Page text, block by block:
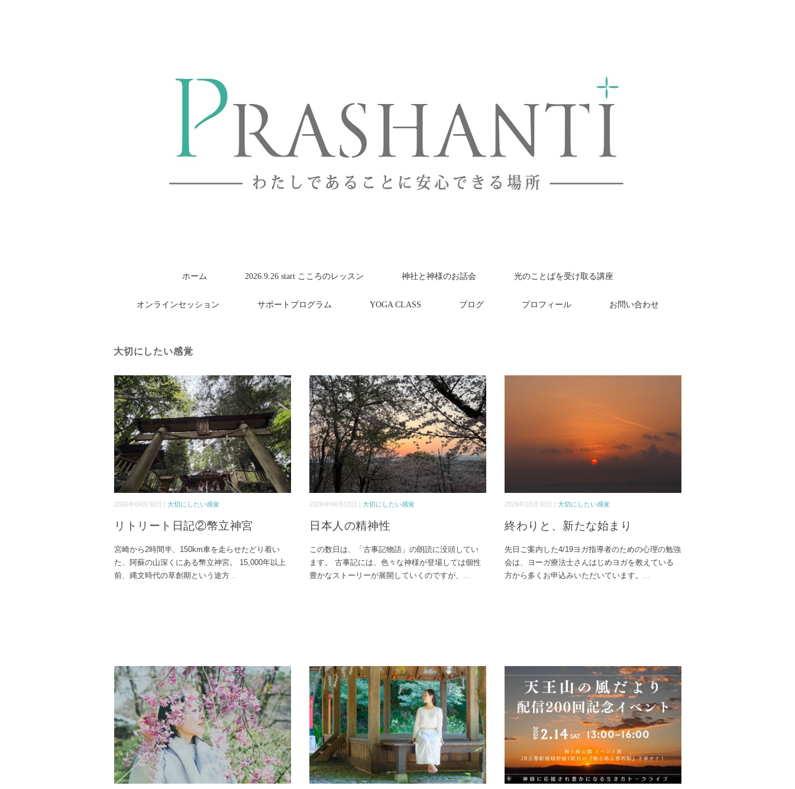
ホーム 2026.9.26 start こころのレッスン 神社と神様のお話会 光のことばを受け取る講座
オンラインセッション サポートプログラム YOGA CLASS ブログ プロフィール お問い合わせ
大切にしたい感覚
2026年04月30日 | 大切にしたい感覚
リトリート日記②幣立神宮
宮崎から2時間半、150km車を走らせたどり着い
た、阿蘇の山深くにある幣立神宮。 15,000年以上
前、縄文時代の草創期という途方...
2026年04月03日 |大切にしたい感覚
日本人の精神性
この数日は、「古事記物語」の朗読に没頭してい
ます。 古事記には、色々な神様が登場しては個性
豊かなストーリーが展開していくのですが、
2026年03月30日 |大切にしたい感覚
終わりと、新たな始まり
先日ご案内した4/19ヨガ指導者のための心理の勉強
会は、ヨーガ療法士さんはじめヨガを教えている
方から多くお申込みいただいています。